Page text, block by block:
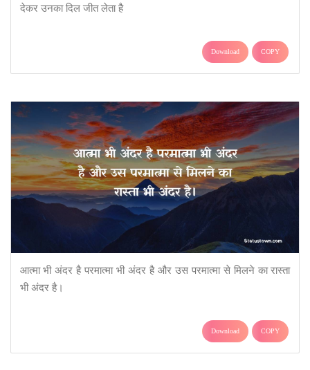
देकर उनका दिल जीत लेता है
Download COPY
आत्मा भी अंदर है परमात्मा भी अंदर है और उस परमात्मा से मिलने का रास्ता
भी अंदर है।
Download COPY